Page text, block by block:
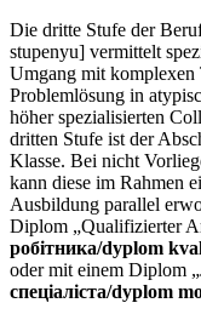
Die dritte Stufe der
stupenyu] vermittelt
Umgang mit
Problemlösung in
höher spezialisierten
dritten Stufe ist der
Klasse. Bei nicht
kann diese im Rahmen
Ausbildung parallel
Diplom „Qualifizierter
робітника/dyplom
oder mit einem Diplom
спеціаліста/dyplom